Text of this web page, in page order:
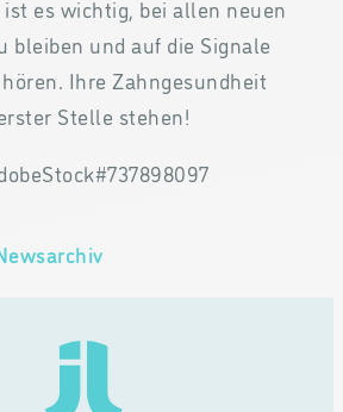
es wichtig, bei allen neuen
bleiben und auf die Signale
Ihre Zahngesundheit
Stelle stehen!